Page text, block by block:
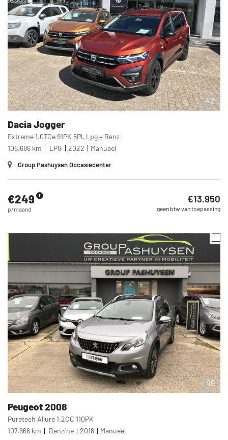
42
DaciaJogger
Extreme 1.0TCe 91PK 5Pl. Lpg + Benz
106.686 km
LPG 2022 Manueel
Group Pashuysen Occasiecenter
€249
p/maand
€13.950
geen btw van toepassing
49
Peugeot2008
Puretech Allure 1.2CC 110PK
107.666 km
Benzine 2018 Manueel